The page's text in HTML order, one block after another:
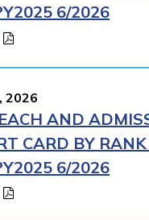
6/2026
2026
AND
CARD BY
6/2026